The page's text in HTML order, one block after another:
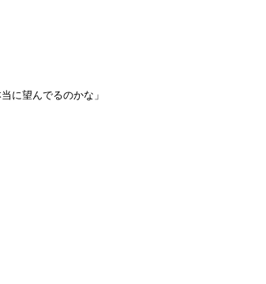
に望んでるのかな」